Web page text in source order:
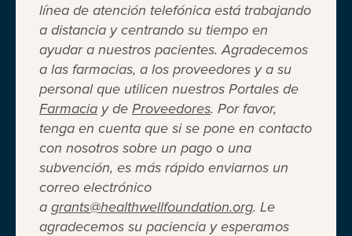
línea de atención telefónica está trabajando
a distancia y centrando su tiempo en
ayudar a nuestros pacientes. Agradecemos
a las farmacias, a los proveedores y a su
personal que utilicen nuestros Portales de
Farmacia y de Proveedores. Por favor,
tenga en cuenta que si se pone en contacto
con nosotros sobre un pago o una
subvención, es más rápido enviarnos un
correo electrónico
a grants@healthwellfoundation.org. Le
agradecemos su paciencia y esperamos
Cuando el seguro médico no es
suficiente ®
Entidad 501(c)(3) independiente sin fines de lucro
que brinda asistencia financiera a adultos y niños
para cubrir el costo del coseguro de los
medicamentos recetados, copagos, deducibles,